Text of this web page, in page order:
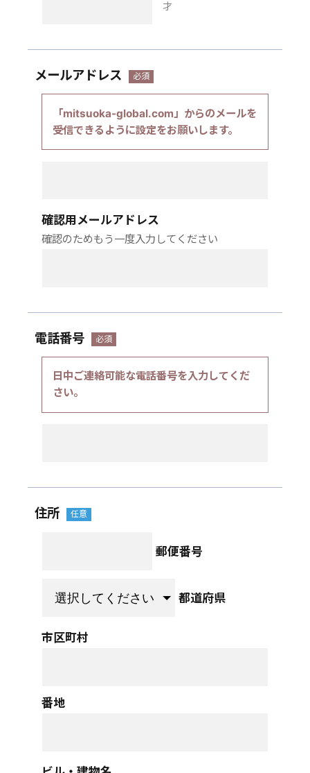
才
メールアドレス
「mitsuoka-global.com」からのメールを
受信できるように設定をお願いします。
確認用メールアドレス
確認のためもう一度入力してください
電話番号
日中ご連絡可能な電話番号を入力してくだ
さい。
住所
郵便番号
都道府県
市区町村
番地